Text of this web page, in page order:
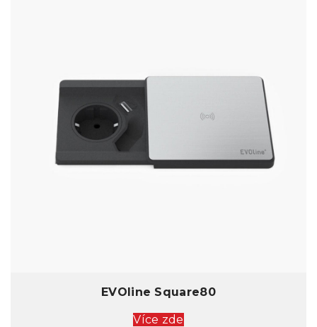
EVOline Square80
Více zde